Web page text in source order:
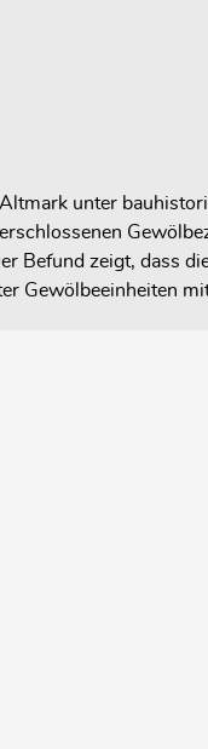
unter
Befund zeigt, dass
Gewölbeeinheiten